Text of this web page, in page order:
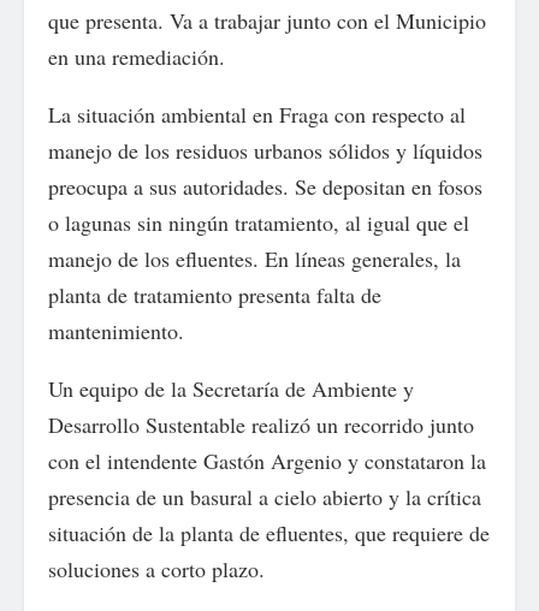
que presenta. Va a trabajar junto con el Municipio
en una remediación.
La situación ambiental en Fraga con respecto al
manejo de los residuos urbanos sólidos y líquidos
preocupa a sus autoridades. Se depositan en fosos
o lagunas sin ningún tratamiento, al igual que el
manejo de los efluentes. En líneas generales, la
planta de tratamiento presenta falta de
mantenimiento.
Un equipo de la Secretaría de Ambiente y
Desarrollo Sustentable realizó un recorrido junto
con el intendente Gastón Argenio y constataron la
presencia de un basural a cielo abierto y la crítica
situación de la planta de efluentes, que requiere de
soluciones a corto plazo.